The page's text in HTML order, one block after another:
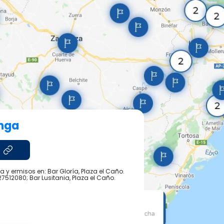
y ermisos en: Bar Gloría, Plaza el Caño.
Bar Lusitania, Plaza el Caño.